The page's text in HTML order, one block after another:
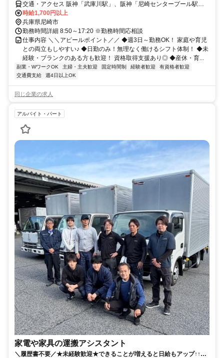
交通・アクセス 阪神「武庫川駅」、阪神「尼崎センタープール駅」
徒歩7分
時給1,700円以上
兵庫県尼崎市
勤務時間詳細 8:50～17:20 ※勤務時間応相談
仕事内容 ＼＼アピールポイント／／ ◆週3日～勤務OK！ 家庭や育児
との両立もしやすい♪ ◆日勤のみ！無理なく働けるシフト体制！ ◆未
経験・ブランクのある方も歓迎！ 資格取得支援あり◎ ◆産休・育...
副業・WワークOK 主婦・主夫歓迎 固定時間制 経験者歓迎
有資格者歓迎
交通費支給
週4日以上OK
同じ企業の求人
アルバイト・パート
家電や家具の運搬アシスタント
＼履歴書不要／★未経験歓迎★できることが増えると日給もアップ↑↑早